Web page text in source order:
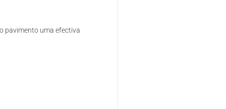
pavimento uma efectiva